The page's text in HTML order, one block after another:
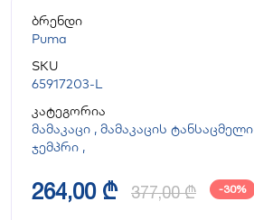
ბრენდი
Puma
SKU
65917203-L
კატეგორია
მამაკაცი , მამაკაცის ტანსაცმელი
ჯემპრი ,
264,00 ₾ 377,00 ₾ -30%